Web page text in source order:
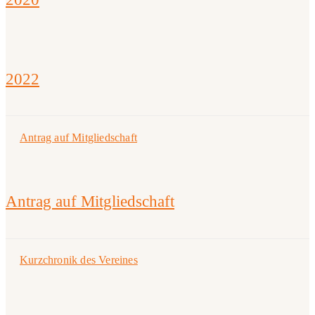
2022
Antrag auf Mitgliedschaft
Antrag auf Mitgliedschaft
Kurzchronik des Vereines